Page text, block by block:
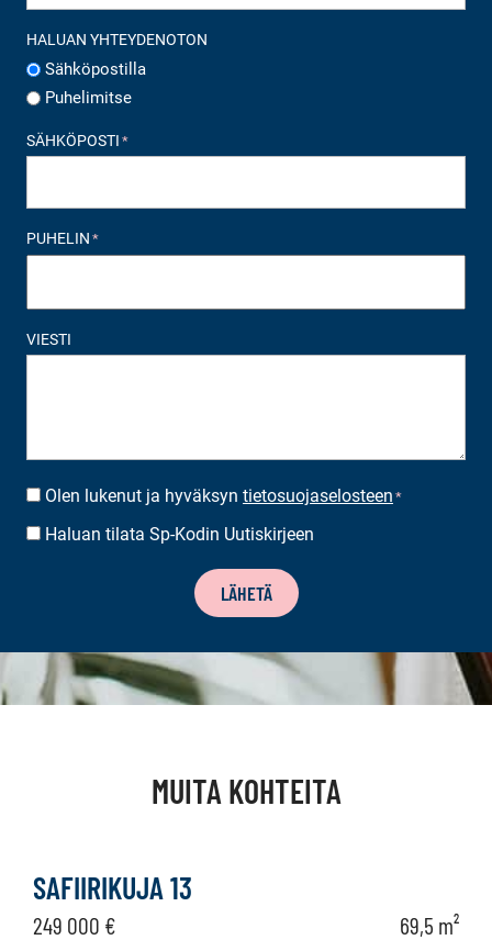
HALUAN YHTEYDENOTON
Sähköpostilla
Puhelimitse
SÄHKÖPOSTI *
PUHELIN *
VIESTI
SUOSTUMUS*
Olen lukenut ja hyväksyn tietosuojaselosteen *
UUTISKIRJEEN
Haluan tilata Sp-Kodin Uutiskirjeen
LÄHETÄ
MUITA KOHTEITA
SAFIIRIKUJA 13
249 000 € 69,5 m²